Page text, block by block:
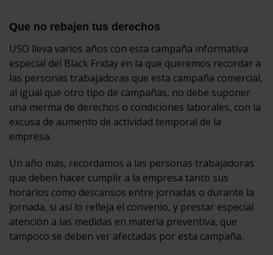
Que no rebajen tus derechos
USO lleva varios años con esta campaña informativa
especial del Black Friday en la que queremos recordar a
las personas trabajadoras que esta campaña comercial,
al igual que otro tipo de campañas, no debe suponer
una merma de derechos o condiciones laborales, con la
excusa de aumento de actividad temporal de la
empresa.
Un año más, recordamos a las personas trabajadoras
que deben hacer cumplir a la empresa tanto sus
horarios como descansos entre jornadas o durante la
jornada, si así lo refleja el convenio, y prestar especial
atención a las medidas en materia preventiva, que
tampoco se deben ver afectadas por esta campaña.